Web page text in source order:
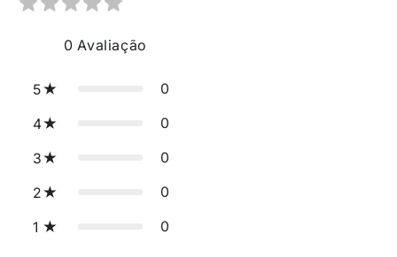
0 Avaliação
5 0
4 0
3 0
2 0
1 0